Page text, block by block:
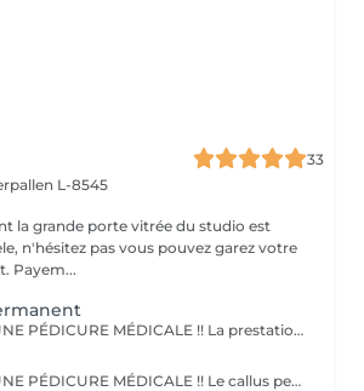
33
L-8545
la grande porte vitrée du studio est
n'hésitez pas vous pouvez garez votre
voiture juste devant. Payem...
!! CECI N'EST PAS UNE PÉDICURE MÉDICALE !! La prestation n'est effectuée que sur ongles sains, en cas de problème nécessitant un soin ou traitement, je me réserve le droit de refuser la prestation.
!! CECI N'EST PAS UNE PÉDICURE MÉDICALE !! Le callus peeling est un traitement profond des callosités; La prestation n'est effectuée que sur ongles sains, en cas de problème nécessitant un soin ou traitement, je me réserve le droit de refuser la prestation.